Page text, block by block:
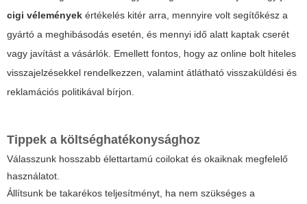
cigi vélemények értékelés kitér arra, mennyire volt segítőkész a
gyártó a meghibásodás esetén, és mennyi idő alatt kaptak cserét
vagy javítást a vásárlók. Emellett fontos, hogy az online bolt hiteles
visszajelzésekkel rendelkezzen, valamint átlátható visszaküldési és
reklamációs politikával bírjon.
Tippek a költséghatékonysághoz
Válasszunk hosszabb élettartamú coilokat és okaiknak megfelelő
használatot.
Állítsunk be takarékos teljesítményt, ha nem szükséges a